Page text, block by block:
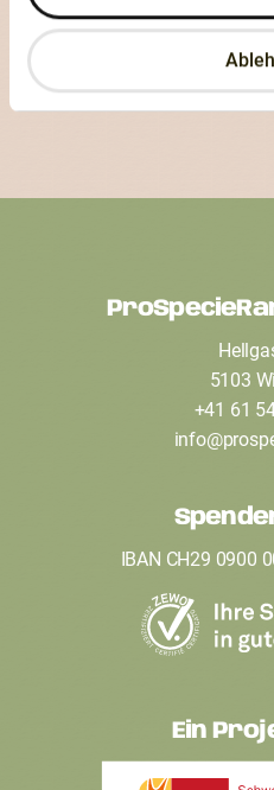
1
5103
+41 61
info@
IBAN CH29 0900
Ein